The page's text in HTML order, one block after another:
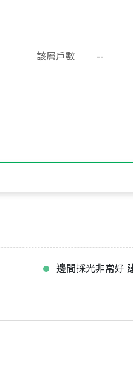
該層戶數
--
邊間採光非常好